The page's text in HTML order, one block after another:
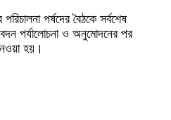
পর্ষদের বৈঠকে সর্বশেষ
পর্যালোচনা ও অনুমোদনের পর
হয়।